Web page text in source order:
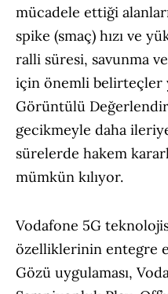
mücadele ettiği
spike (smaç) hızı ve
ralli süresi, savunma
için önemli belirteçler
Görüntülü
gecikmeyle daha
sürelerde hakem
mümkün kılıyor.
Vodafone 5G
özelliklerinin entegre
Gözü uygulaması,